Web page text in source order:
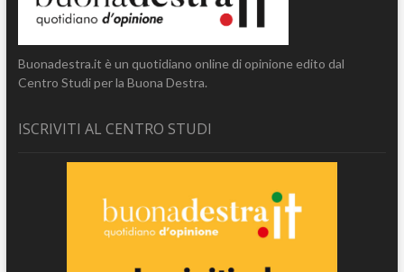
Buonadestra.it è un quotidiano online di opinione edito dal
Centro Studi per la Buona Destra.
ISCRIVITI AL CENTRO STUDI